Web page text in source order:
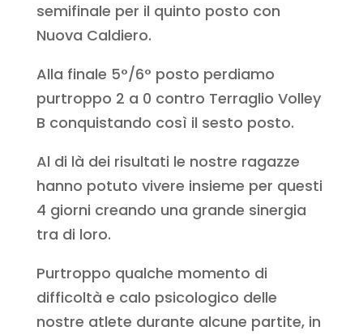
semifinale per il quinto posto con
Nuova Caldiero.
Alla finale 5°/6° posto perdiamo
purtroppo 2 a 0 contro Terraglio Volley
B conquistando così il sesto posto.
Al di là dei risultati le nostre ragazze
hanno potuto vivere insieme per questi
4 giorni creando una grande sinergia
tra di loro.
Purtroppo qualche momento di
difficoltà e calo psicologico delle
nostre atlete durante alcune partite, in